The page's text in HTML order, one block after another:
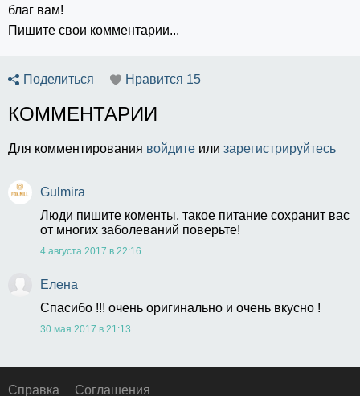
благ вам!
Пишите свои комментарии...
Поделиться Нравится 15
КОММЕНТАРИИ
Для комментирования войдите или зарегистрируйтесь
Gulmira
Люди пишите коменты, такое питание сохранит вас
от многих заболеваний поверьте!
4 августа 2017 в 22:16
Eлена
Спасибо !!! очень оригинально и очень вкусно !
30 мая 2017 в 21:13
Справка Соглашения